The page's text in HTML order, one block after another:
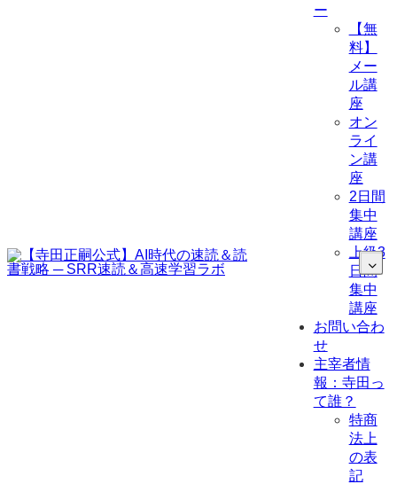
ー
【無
料】
メー
ル講
座
オン
ライ
ン講
座
2日間
集中
講座
上級3
日間
集中
講座
お問い合わ
せ
主宰者情
報：寺田っ
て誰？
特商
法上
の表
記